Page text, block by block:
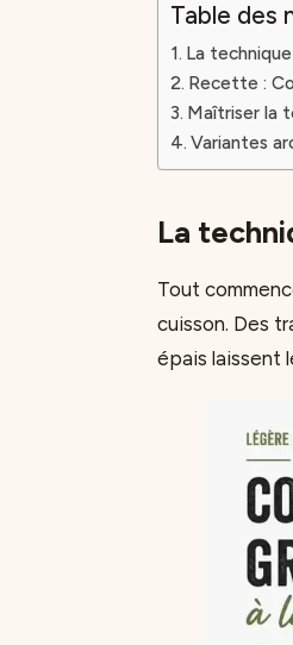
Table des
La
Recette :
Maîtriser la
Variantes
La
Tout
cuisson. Des
épais laissent